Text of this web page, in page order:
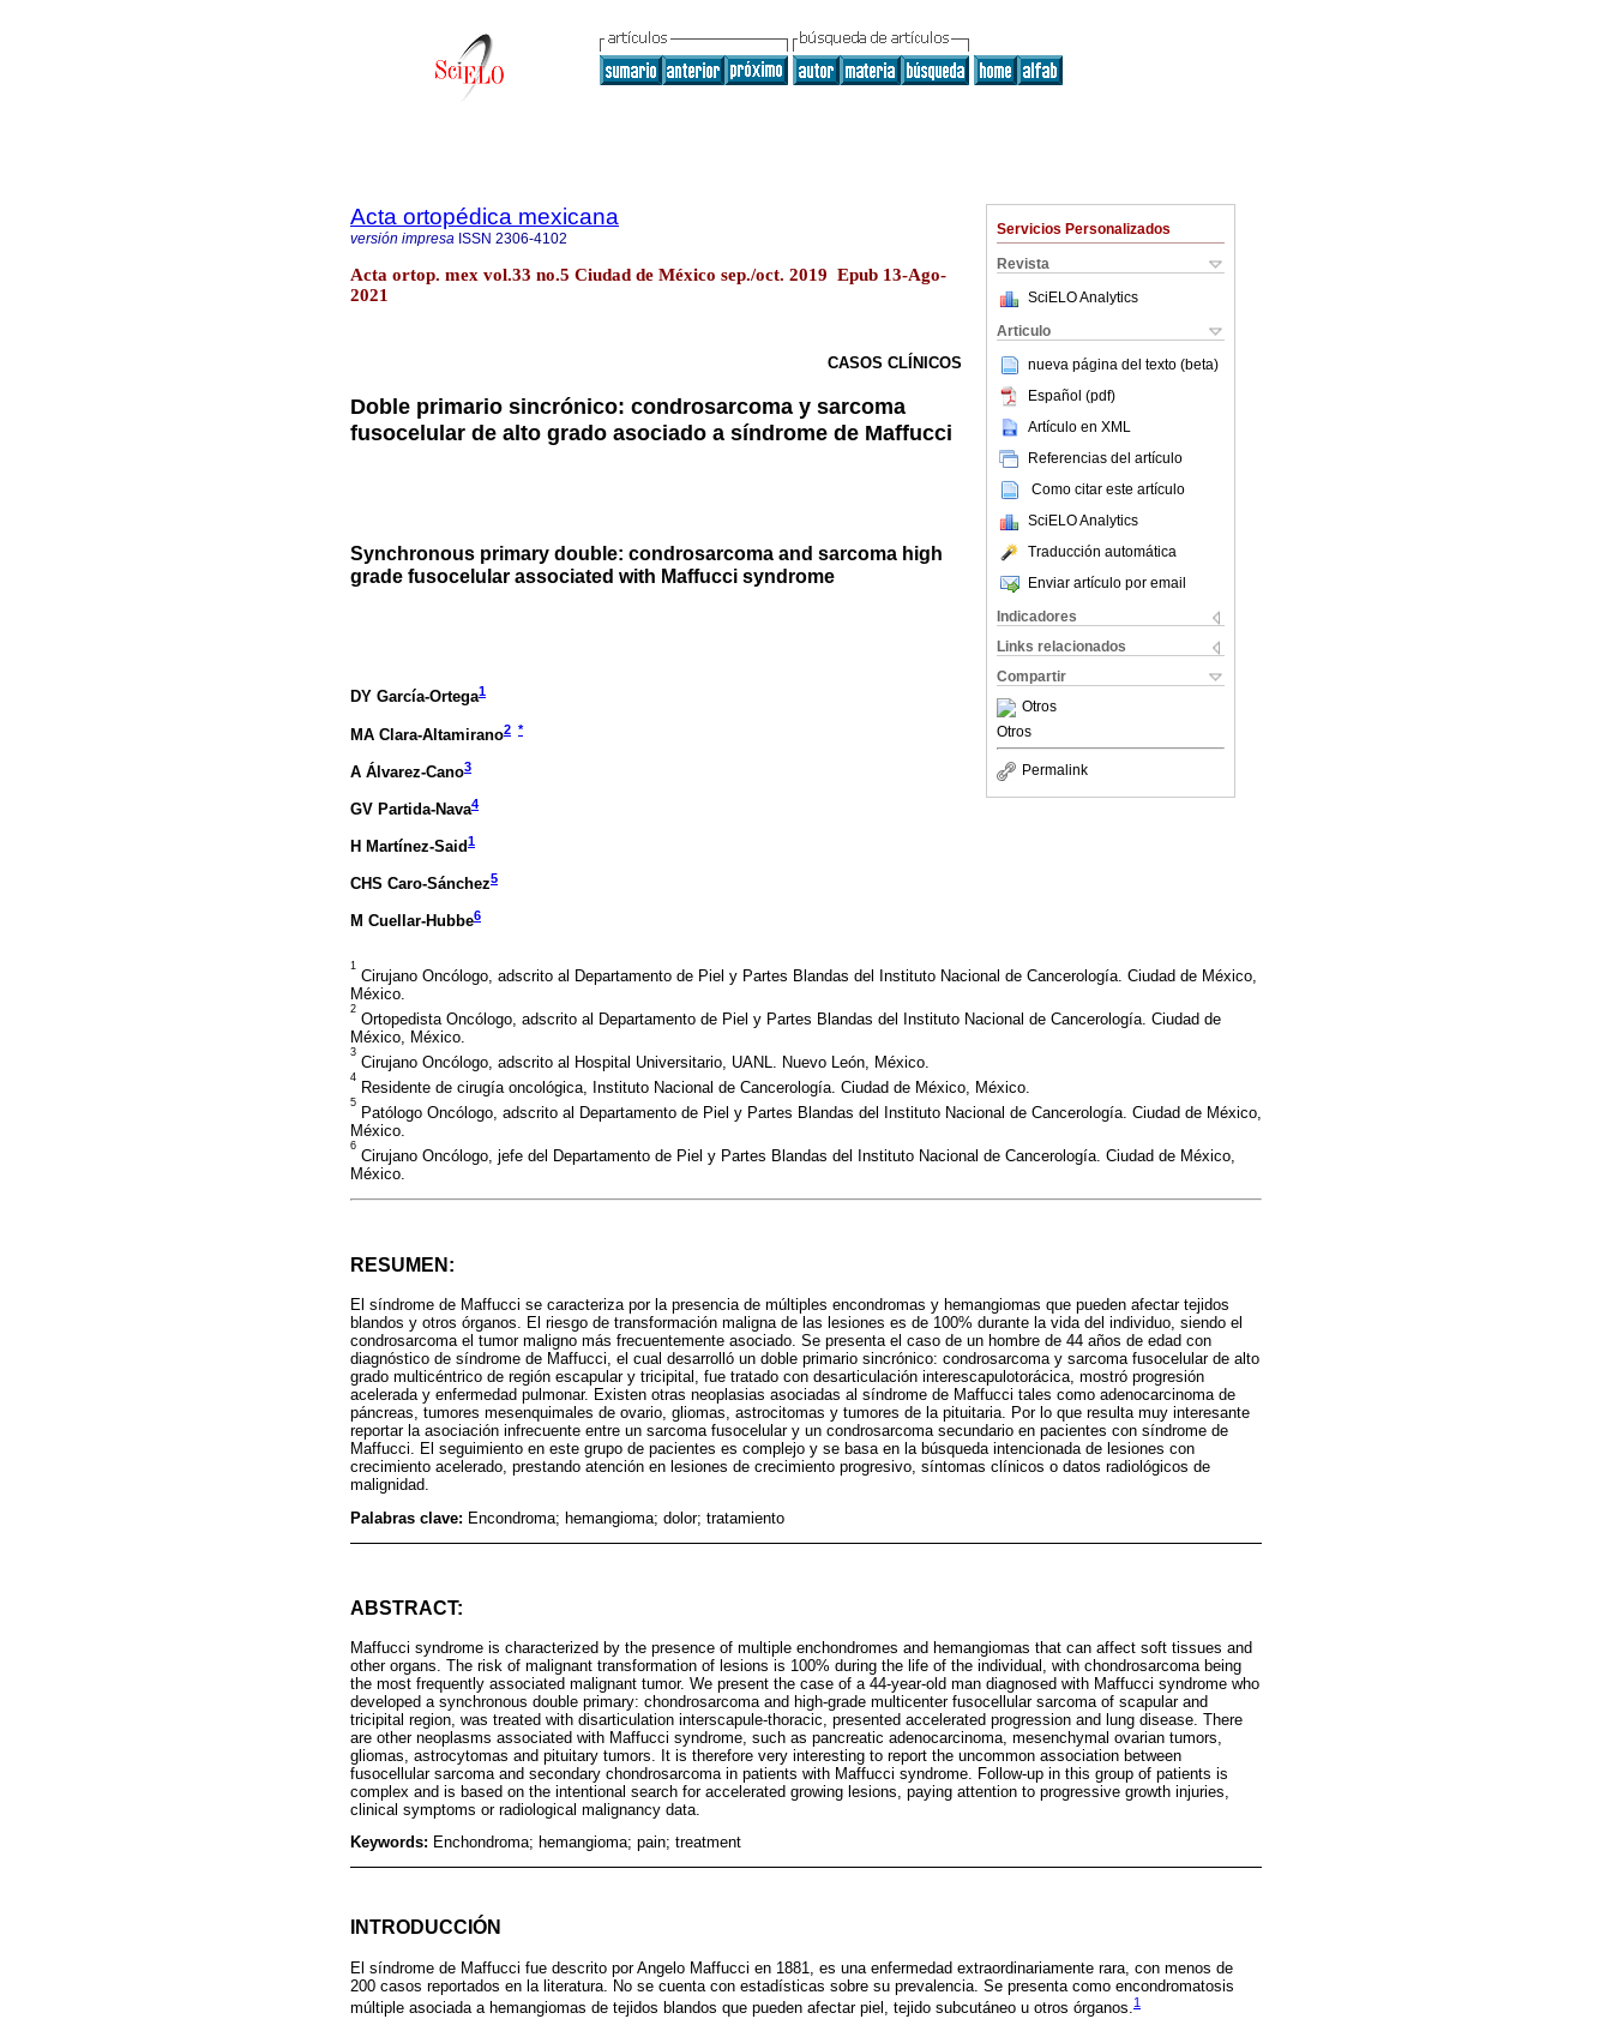
Servicios Personalizados
Revista
SciELO Analytics
Articulo
nueva página del texto (beta)
Español (pdf)
Artículo en XML
Referencias del artículo
Como citar este artículo
SciELO Analytics
Traducción automática
Enviar artículo por email
Indicadores
Links relacionados
Compartir
Otros
Otros
Permalink
Acta ortopédica mexicana
versión impresa ISSN 2306-4102
Acta ortop. mex vol.33 no.5 Ciudad de México sep./oct. 2019 Epub 13-Ago-
2021
CASOS CLÍNICOS
Doble primario sincrónico: condrosarcoma y sarcoma
fusocelular de alto grado asociado a síndrome de Maffucci
Synchronous primary double: condrosarcoma and sarcoma high
grade fusocelular associated with Maffucci syndrome
DY García-Ortega1
MA Clara-Altamirano2 *
A Álvarez-Cano3
GV Partida-Nava4
H Martínez-Said1
CHS Caro-Sánchez5
M Cuellar-Hubbe6
1
Cirujano Oncólogo, adscrito al Departamento de Piel y Partes Blandas del Instituto Nacional de Cancerología. Ciudad de México,
México.
2
Ortopedista Oncólogo, adscrito al Departamento de Piel y Partes Blandas del Instituto Nacional de Cancerología. Ciudad de
México, México.
3
Cirujano Oncólogo, adscrito al Hospital Universitario, UANL. Nuevo León, México.
4
Residente de cirugía oncológica, Instituto Nacional de Cancerología. Ciudad de México, México.
5
Patólogo Oncólogo, adscrito al Departamento de Piel y Partes Blandas del Instituto Nacional de Cancerología. Ciudad de México,
México.
6
Cirujano Oncólogo, jefe del Departamento de Piel y Partes Blandas del Instituto Nacional de Cancerología. Ciudad de México,
México.
RESUMEN:
El síndrome de Maffucci se caracteriza por la presencia de múltiples encondromas y hemangiomas que pueden afectar tejidos
blandos y otros órganos. El riesgo de transformación maligna de las lesiones es de 100% durante la vida del individuo, siendo el
condrosarcoma el tumor maligno más frecuentemente asociado. Se presenta el caso de un hombre de 44 años de edad con
diagnóstico de síndrome de Maffucci, el cual desarrolló un doble primario sincrónico: condrosarcoma y sarcoma fusocelular de alto
grado multicéntrico de región escapular y tricipital, fue tratado con desarticulación interescapulotorácica, mostró progresión
acelerada y enfermedad pulmonar. Existen otras neoplasias asociadas al síndrome de Maffucci tales como adenocarcinoma de
páncreas, tumores mesenquimales de ovario, gliomas, astrocitomas y tumores de la pituitaria. Por lo que resulta muy interesante
reportar la asociación infrecuente entre un sarcoma fusocelular y un condrosarcoma secundario en pacientes con síndrome de
Maffucci. El seguimiento en este grupo de pacientes es complejo y se basa en la búsqueda intencionada de lesiones con
crecimiento acelerado, prestando atención en lesiones de crecimiento progresivo, síntomas clínicos o datos radiológicos de
malignidad.
Palabras clave: Encondroma; hemangioma; dolor; tratamiento
ABSTRACT:
Maffucci syndrome is characterized by the presence of multiple enchondromes and hemangiomas that can affect soft tissues and
other organs. The risk of malignant transformation of lesions is 100% during the life of the individual, with chondrosarcoma being
the most frequently associated malignant tumor. We present the case of a 44-year-old man diagnosed with Maffucci syndrome who
developed a synchronous double primary: chondrosarcoma and high-grade multicenter fusocellular sarcoma of scapular and
tricipital region, was treated with disarticulation interscapule-thoracic, presented accelerated progression and lung disease. There
are other neoplasms associated with Maffucci syndrome, such as pancreatic adenocarcinoma, mesenchymal ovarian tumors,
gliomas, astrocytomas and pituitary tumors. It is therefore very interesting to report the uncommon association between
fusocellular sarcoma and secondary chondrosarcoma in patients with Maffucci syndrome. Follow-up in this group of patients is
complex and is based on the intentional search for accelerated growing lesions, paying attention to progressive growth injuries,
clinical symptoms or radiological malignancy data.
Keywords: Enchondroma; hemangioma; pain; treatment
INTRODUCCIÓN
El síndrome de Maffucci fue descrito por Angelo Maffucci en 1881, es una enfermedad extraordinariamente rara, con menos de
200 casos reportados en la literatura. No se cuenta con estadísticas sobre su prevalencia. Se presenta como encondromatosis
múltiple asociada a hemangiomas de tejidos blandos que pueden afectar piel, tejido subcutáneo u otros órganos. 1